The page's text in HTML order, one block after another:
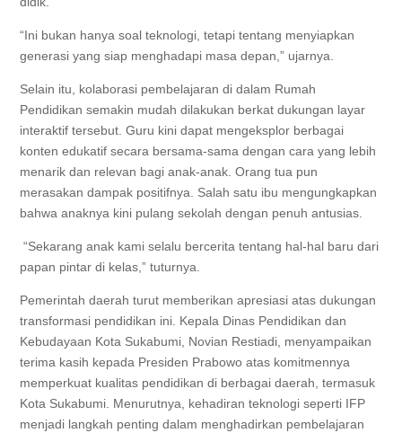
“Ini bukan hanya soal teknologi, tetapi tentang menyiapkan
generasi yang siap menghadapi masa depan,” ujarnya.
Selain itu, kolaborasi pembelajaran di dalam Rumah
Pendidikan semakin mudah dilakukan berkat dukungan layar
interaktif tersebut. Guru kini dapat mengeksplor berbagai
konten edukatif secara bersama-sama dengan cara yang lebih
menarik dan relevan bagi anak-anak. Orang tua pun
merasakan dampak positifnya. Salah satu ibu mengungkapkan
bahwa anaknya kini pulang sekolah dengan penuh antusias.
“Sekarang anak kami selalu bercerita tentang hal-hal baru dari
papan pintar di kelas,” tuturnya.
Pemerintah daerah turut memberikan apresiasi atas dukungan
transformasi pendidikan ini. Kepala Dinas Pendidikan dan
Kebudayaan Kota Sukabumi, Novian Restiadi, menyampaikan
terima kasih kepada Presiden Prabowo atas komitmennya
memperkuat kualitas pendidikan di berbagai daerah, termasuk
Kota Sukabumi. Menurutnya, kehadiran teknologi seperti IFP
menjadi langkah penting dalam menghadirkan pembelajaran